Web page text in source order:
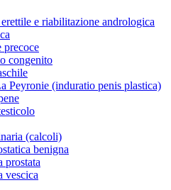
e riabilitazione andrologica
precoce
congenito
Peyronie (induratio penis plastica)
(calcoli)
benigna
prostata
vescica